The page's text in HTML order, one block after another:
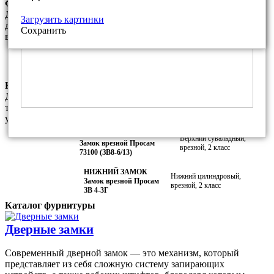
Фурнитура данной модели
Данный комплект фурнитуры является базовым. За
дополнительную плату Вы можете установить любые другие
варианты фурнитуры из нашего каталога
Комплектация замками данной модели
Данный комплект замков является базовым и соответсвует
требованиям МВД РФ. За дополнительную плату Вы можете
установить любой другой замок из наших каталогов.
Замок врезной Просам
73100 (ЗВ8-6/13)
Верхний сувальдный,
врезной, 2 класс
НИЖНИЙ ЗАМОК
Замок врезной Просам
ЗВ 4-3Г
Нижний цилиндровый,
врезной, 2 класс
Каталог фурнитуры
Дверные замки
Современный дверной замок — это механизм, который
представляет из себя сложную систему запирающих
Загрузить картинки
Сохранить